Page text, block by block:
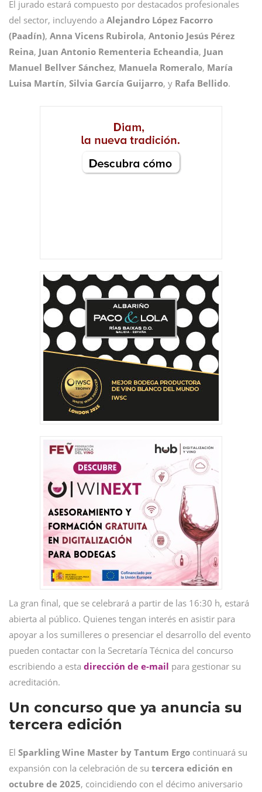
El jurado estará compuesto por destacados profesionales
del sector, incluyendo a Alejandro López Facorro
(Paadín), Anna Vicens Rubirola, Antonio Jesús Pérez
Reina, Juan Antonio Rementeria Echeandia, Juan
Manuel Bellver Sánchez, Manuela Romeralo, María
Luisa Martín, Silvia García Guijarro, y Rafa Bellido.
La gran final, que se celebrará a partir de las 16:30 h, estará
abierta al público. Quienes tengan interés en asistir para
apoyar a los sumilleres o presenciar el desarrollo del evento
pueden contactar con la Secretaría Técnica del concurso
escribiendo a esta dirección de e-mail para gestionar su
acreditación.
Un concurso que ya anuncia su
tercera edición
El Sparkling Wine Master by Tantum Ergo continuará su
expansión con la celebración de su tercera edición en
octubre de 2025, coincidiendo con el décimo aniversario